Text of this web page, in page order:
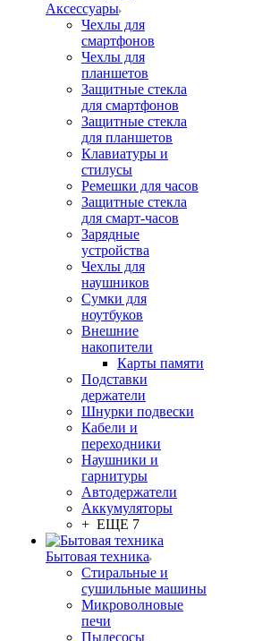
Аксессуары
Чехлы для
смартфонов
Чехлы для
планшетов
Защитные стекла
для смартфонов
Защитные стекла
для планшетов
Клавиатуры и
стилусы
Ремешки для часов
Защитные стекла
для смарт-часов
Зарядные
устройства
Чехлы для
наушников
Сумки для
ноутбуков
Внешние
накопители
Карты памяти
Подставки
держатели
Шнурки подвески
Кабели и
переходники
Наушники и
гарнитуры
Автодержатели
Аккумуляторы
+ ЕЩЕ 7
Бытовая техника
Стиральные и
сушильные машины
Микроволновые
печи
Пылесосы